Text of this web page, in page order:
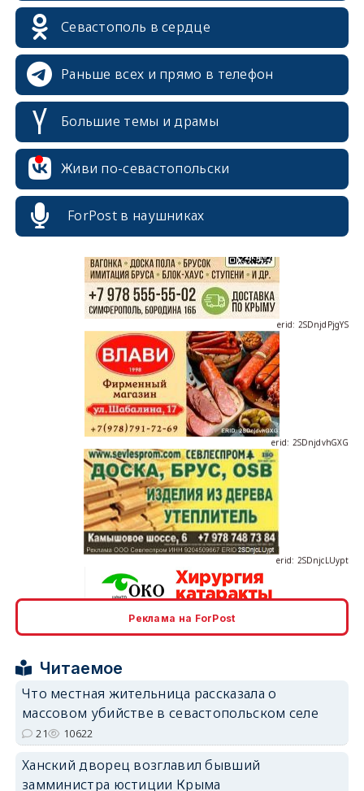
Севастополь в сердце
Раньше всех и прямо в телефон
Большие темы и драмы
Живи по-севастопольски
ForPost в наушниках
erid: 2SDnjdvhGXG
erid: 2SDnjcrDNw6
erid: 2SDnjdPjgYS
Реклама на ForPost
Читаемое
Что местная жительница рассказала о
массовом убийстве в севастопольском селе
21 10622
Ханский дворец возглавил бывший
замминистра юстиции Крыма